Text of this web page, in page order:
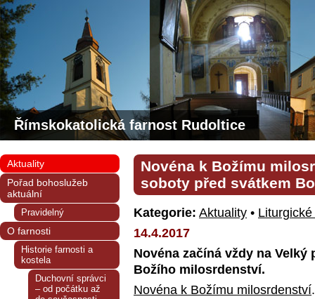
Římskokatolická farnost Rudoltice
Novéna k Božímu
soboty před svátkem
Kategorie: Aktuality •
14.4.2017
Novéna začíná vždy na
Božího milosrdenství.
Novéna k Božímu milosrdenství
Aktuality
Pořad bohoslužeb
aktuální
Pravidelný
O farnosti
Historie farnosti a
kostela
Duchovní správci
– od počátku až